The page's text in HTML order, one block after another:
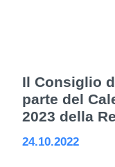
Il Consiglio
parte del
2023 della
24.10.2022